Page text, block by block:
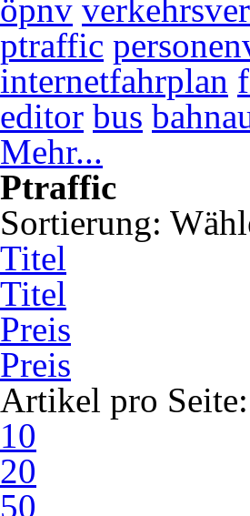
öpnv
ptraffic
internetfahrplan
editor bus
Mehr...
Ptraffic
Sortierung:
Titel
Titel
Preis
Preis
Artikel pro Seite:
10
20
50